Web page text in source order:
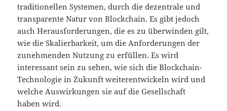
traditionellen Systemen, durch die dezentrale und
transparente Natur von Blockchain. Es gibt jedoch
auch Herausforderungen, die es zu überwinden gilt,
wie die Skalierbarkeit, um die Anforderungen der
zunehmenden Nutzung zu erfüllen. Es wird
interessant sein zu sehen, wie sich die Blockchain-
Technologie in Zukunft weiterentwickeln wird und
welche Auswirkungen sie auf die Gesellschaft
haben wird.